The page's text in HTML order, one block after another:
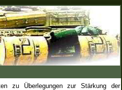
zu Überlegungen zur Stärkung der